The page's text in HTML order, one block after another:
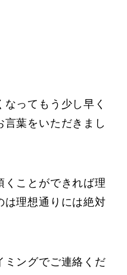
ってもう少し早く
言葉をいただきまし
くことができれば理
は理想通りには絶対
ミングでご連絡くだ